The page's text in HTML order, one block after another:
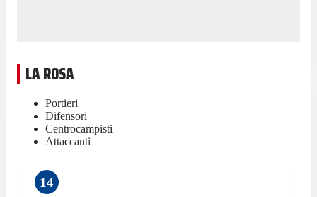
LA ROSA
Portieri
Difensori
Centrocampisti
Attaccanti
14